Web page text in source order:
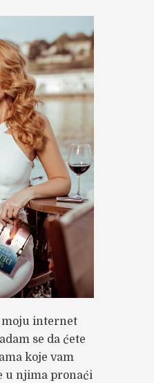
moju internet
se da ćete
koje vam
u njima pronaći